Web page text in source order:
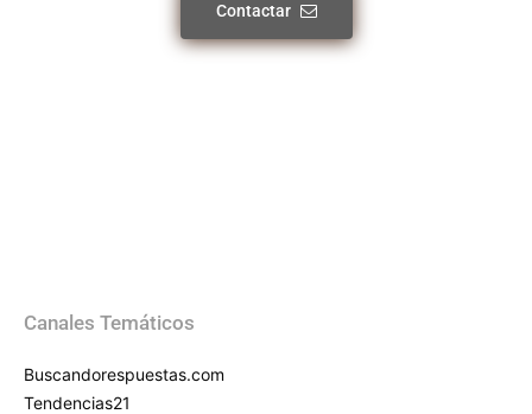
Contactar
Canales Temáticos
Buscandorespuestas.com
Tendencias21